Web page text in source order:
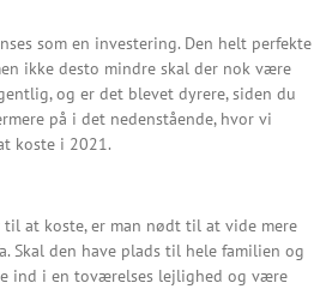
som en investering. Den helt perfekte
ikke desto mindre skal der nok være
og er det blevet dyrere, siden du
på i det nedenstående, hvor vi
koste i 2021.
til at koste, er man nødt til at vide mere
Skal den have plads til hele familien og
ind i en toværelses lejlighed og være